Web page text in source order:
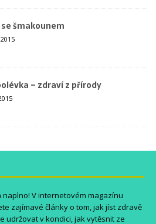
šmakounem
– zdraví z přírody
V internetovém magazínu
zajímavé články o tom, jak jíst zdravě
udržovat v kondici, jak vytěsnit ze